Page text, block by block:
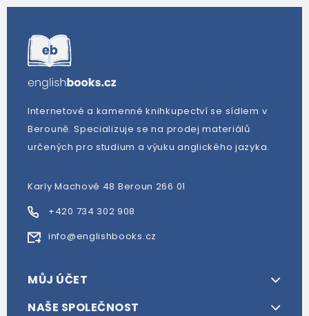
Internetové a kamenné knihkupectví se sídlem v
Berouně. Specializuje se na prodej materiálů
určených pro studium a výuku anglického jazyka.
Karly Machové 48 Beroun 266 01
+420 734 302 908
info@englishbooks.cz
MŮJ ÚČET
NAŠE SPOLEČNOST